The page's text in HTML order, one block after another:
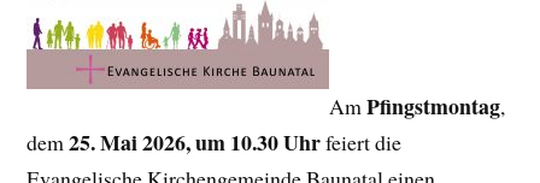
AmPfingstmontag,
dem25. Mai 2026, um 10.30 Uhrfeiert die